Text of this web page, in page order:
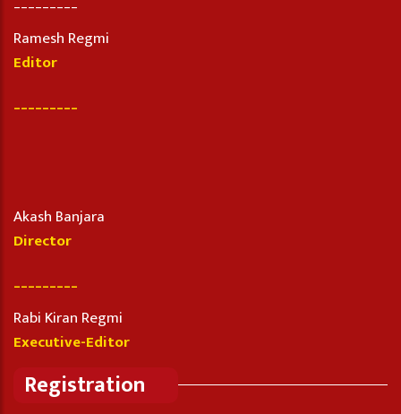
Ramesh Regmi
Editor
_________
Akash Banjara
Director
_________
Rabi Kiran Regmi
Executive-Editor
Registration